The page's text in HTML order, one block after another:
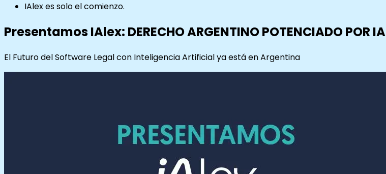
IAlex es solo el comienzo.
Presentamos IAlex: DERECHO ARGENTINO POTENCIADO POR IA
El Futuro del Software Legal con Inteligencia Artificial ya está en Argentina